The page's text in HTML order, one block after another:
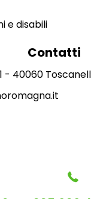
e disabili
Contatti
- 40060